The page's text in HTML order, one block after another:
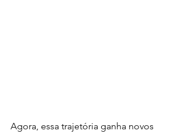
Agora, essa trajetória ganha novos